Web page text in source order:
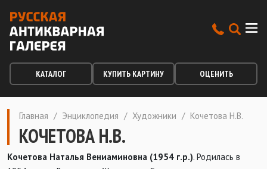
КАТАЛОГ КУПИТЬ КАРТИНУ ОЦЕНИТЬ
Главная / Энциклопедия / Художники / Кочетова Н.В.
КОЧЕТОВА Н.В.
Кочетова Наталья Вениаминовна (1954 г.р.). Родилась в